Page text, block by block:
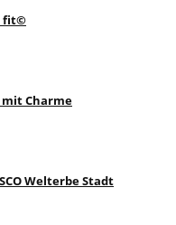
fit©
mit Charme
Welterbe Stadt